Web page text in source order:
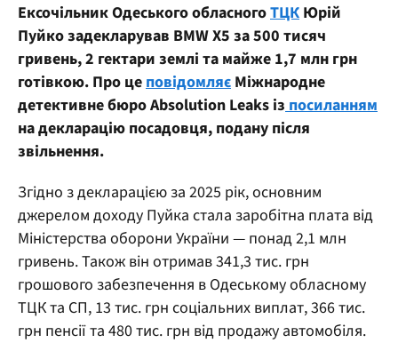
Ексочільник Одеського обласногоТЦК Юрій
Пуйко задекларував BMW X5 за 500 тисяч
гривень, 2 гектари землі та майже 1,7 млн грн
готівкою. Про це повідомляє Міжнародне
детективне бюро Absolution Leaks із посиланням
на декларацію посадовця, подану після
звільнення.
Згідно з декларацією за 2025 рік, основним
джерелом доходу Пуйка стала заробітна плата від
Міністерства оборони України — понад 2,1 млн
гривень. Також він отримав 341,3 тис. грн
грошового забезпечення в Одеському обласному
ТЦК та СП, 13 тис. грн соціальних виплат, 366 тис.
грн пенсії та 480 тис. грн від продажу автомобіля.